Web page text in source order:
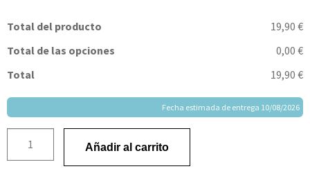
Total del producto
19,90 €
Total de las opciones
0,00 €
Total
19,90 €
Fecha estimada de entrega 10/08/2026
Añadir al carrito